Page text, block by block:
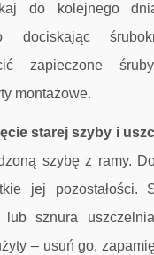
do kolejnego
dociskając
zapieczone
montażowe.
starej szyby i
szybę z ramy.
jej pozostałości.
lub sznura
– usuń go,